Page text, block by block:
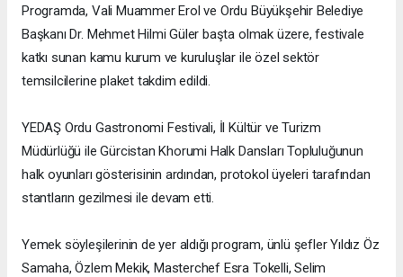
Programda, Vali Muammer Erol ve Ordu Büyükşehir Belediye
Başkanı Dr. Mehmet Hilmi Güler başta olmak üzere, festivale
katkı sunan kamu kurum ve kuruluşlar ile özel sektör
temsilcilerine plaket takdim edildi.
YEDAŞ Ordu Gastronomi Festivali, İl Kültür ve Turizm
Müdürlüğü ile Gürcistan Khorumi Halk Dansları Topluluğunun
halk oyunları gösterisinin ardından, protokol üyeleri tarafından
stantların gezilmesi ile devam etti.
Yemek söyleşilerinin de yer aldığı program, ünlü şefler Yıldız Öz
Samaha, Özlem Mekik, Masterchef Esra Tokelli, Selim